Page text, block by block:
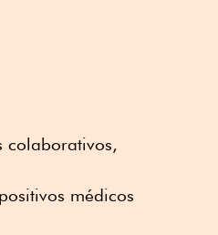
colaborativos,
médicos